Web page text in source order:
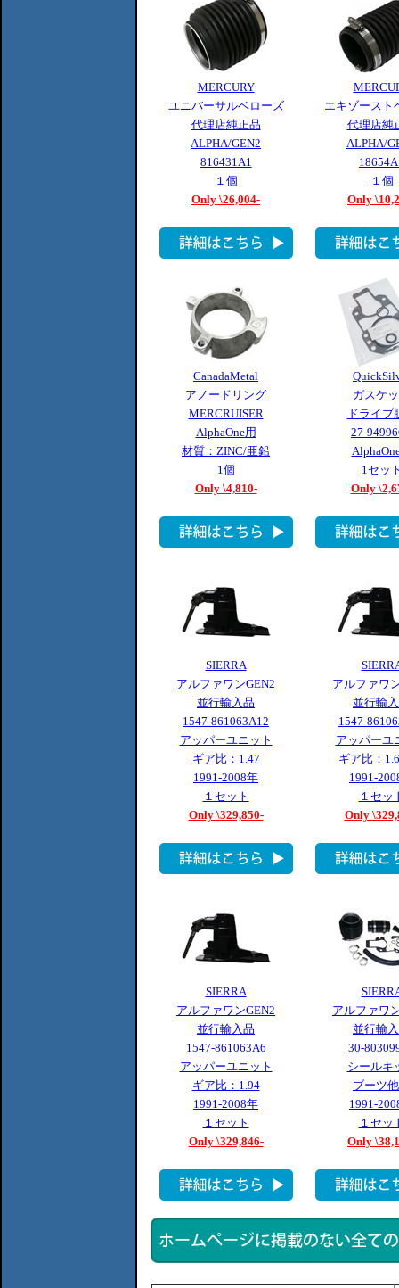
MERCURY
ユニバーサルベローズ
代理店純正品
ALPHA/GEN2
816431A1
１個
Only \26,004-
エキゾースト
代理店純
ALPHA/
１個
Only
CanadaMetal
アノードリング
MERCRUISER
AlphaOne用
材質：ZINC/亜鉛
1個
Only \4,810-
ガスケ
ドライブ
27-
1セッ
Only
SIERRA
アルファワンGEN2
並行輸入品
1547-861063A12
アッパーユニット
ギア比：1.47
1991-2008年
１セット
Only \329,850-
アルファワ
並行輸
1547-
アッパーユ
ギア比：
1991-
１セッ
Only
SIERRA
アルファワンGEN2
並行輸入品
1547-861063A6
アッパーユニット
ギア比：1.94
1991-2008年
１セット
Only \329,846-
アルファワ
並行輸
30-
シールキ
ブーツ
1991-
１セッ
Only